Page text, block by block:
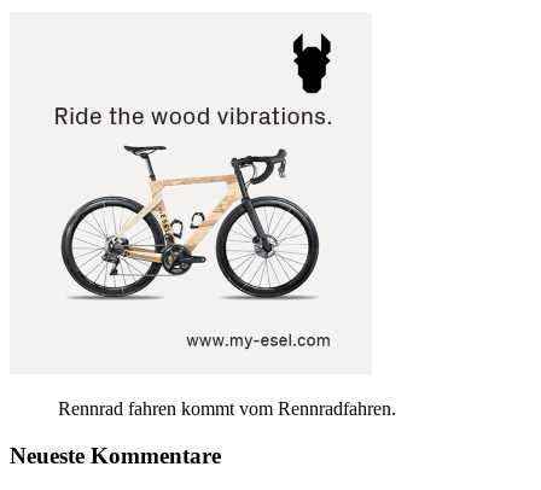
Rennrad fahren kommt vom Rennradfahren.
Neueste Kommentare